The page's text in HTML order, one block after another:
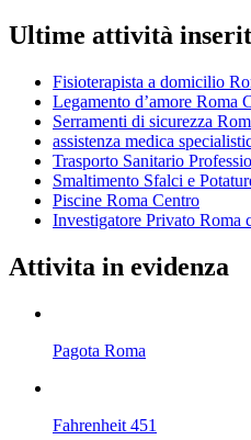
Ultime attività
Fisioterapista a domicilio
Legamento d’amore Roma
Serramenti di sicurezza
assistenza medica
Trasporto Sanitario
Smaltimento Sfalci e
Piscine Roma Centro
Investigatore Privato Roma
Attivita in evidenza
Pagota Roma
Fahrenheit 451